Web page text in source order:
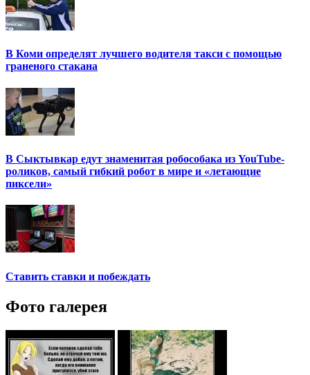
В Коми определят лучшего водителя такси с помощью
граненого стакана
В Сыктывкар едут знаменитая робособака из YouTube-
роликов, самый гибкий робот в мире и «летающие
пиксели»
Ставить ставки и побеждать
Фото галерея